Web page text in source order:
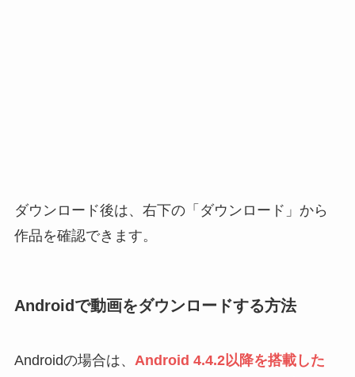
ダウンロード後は、右下の「ダウンロード」から
作品を確認できます。
Androidで動画をダウンロードする方法
Androidの場合は、 Android 4.4.2以降を搭載した